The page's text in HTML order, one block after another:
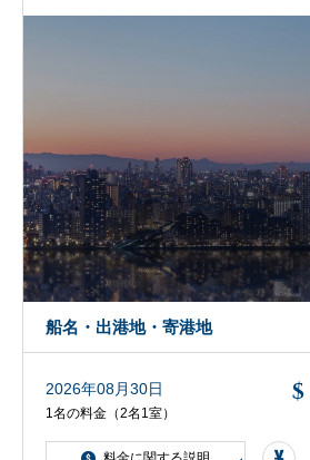
船名・出港地・寄港地
2026年08月30日
1名の料金（2名1室）
$